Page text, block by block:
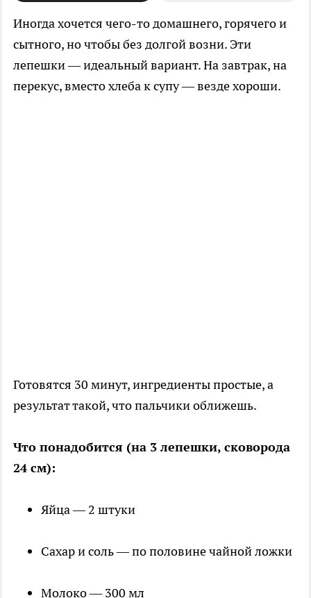
Иногда хочется чего-то домашнего, горячего и
сытного, но чтобы без долгой возни. Эти
лепешки — идеальный вариант. На завтрак, на
перекус, вместо хлеба к супу — везде хороши.
Готовятся 30 минут, ингредиенты простые, а
результат такой, что пальчики оближешь.
Что понадобится (на 3 лепешки, сковорода
24 см):
Яйца — 2 штуки
Сахар и соль — по половине чайной ложки
Молоко — 300 мл